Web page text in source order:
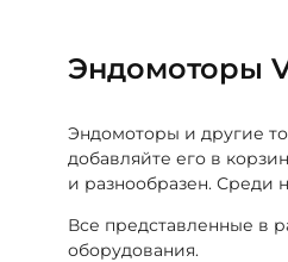
Эндомоторы
Эндомоторы и другие
добавляйте его в
и разнообразен. Среди
Все представленные в
оборудования.